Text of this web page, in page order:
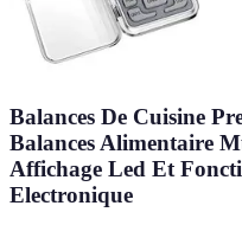
Balances De Cuisine
Balances Alimentaire
Affichage Led Et
Electronique